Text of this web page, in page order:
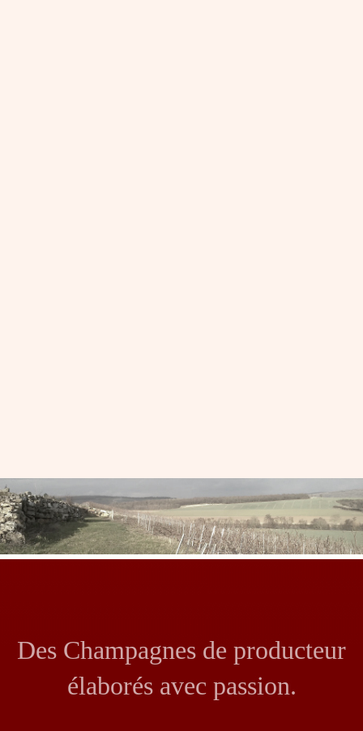
Des Champagnes de producteur
élaborés avec passion.